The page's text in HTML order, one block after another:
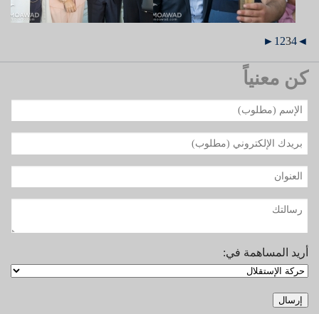
◄
1 234
►
كن معنياً
أريد المساهمة في: